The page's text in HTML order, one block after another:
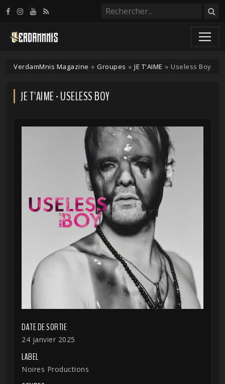
VerdamMnis Magazine » Groupes » JE T'AIME » Useless Boy
JE T'AIME - USELESS BOY
DATE DE SORTIE
24 janvier 2025
LABEL
Noires Productions
Panneau de gestion des cookies